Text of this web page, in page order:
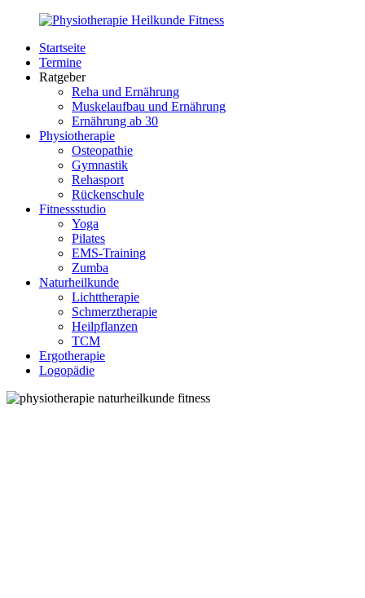
Zurück
Inhalt
PhysioMed-
Fit.de
Gesundheit
Startseite
Termine
Ratgeber
Reha und Ernährung
Muskelaufbau und Ernährung
Ernährung ab 30
Physiotherapie
Osteopathie
Gymnastik
Rehasport
Rückenschule
Fitnessstudio
Yoga
Pilates
EMS-Training
Zumba
Naturheilkunde
Lichttherapie
Schmerztherapie
Heilpflanzen
TCM
Ergotherapie
Logopädie